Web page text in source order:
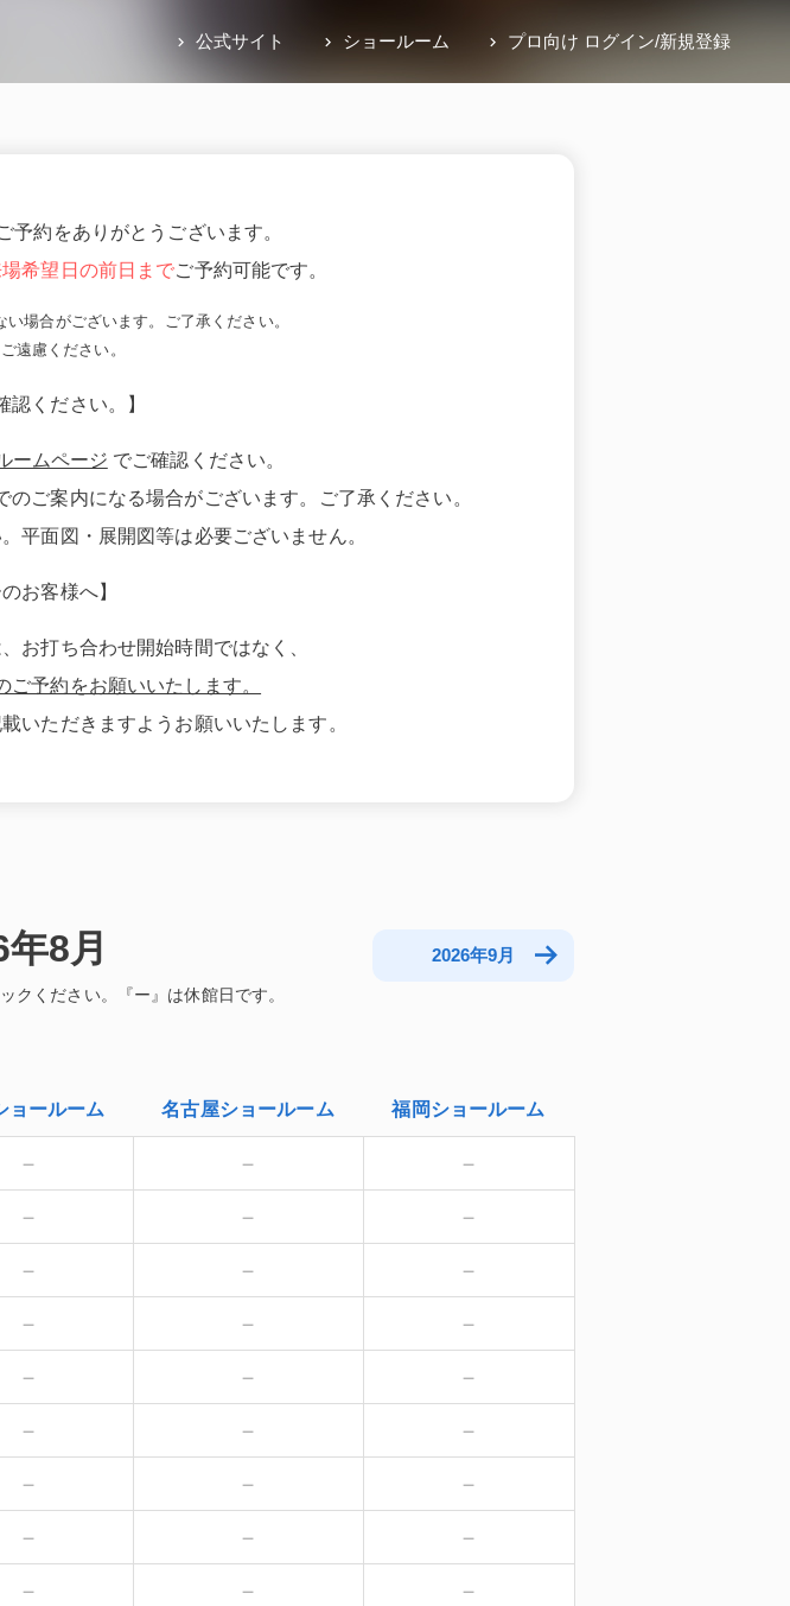
公式サイト ショールーム プロ向け ログイン/新規登録
予約をありがとうございます。
場希望日の前日までご予約可能です。
場合がございます。ご了承ください。
遠慮ください。
認ください。】
ームページ でご確認ください。
ご案内になる場合がございます。ご了承ください。
平面図・展開図等は必要ございません。
お客様へ】
お打ち合わせ開始時間ではなく、
予約をお願いいたします。
いただきますようお願いいたします。
8月
ョールーム 名古屋ショールーム 福岡ショールーム
－ － －
－ － －
－ － －
－ － －
－ － －
－ － －
－ － －
－ － －
－ － －
2026年9月